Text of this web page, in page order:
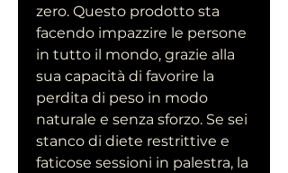
zero. Questo prodotto sta
facendo impazzire le persone
in tutto il mondo, grazie alla
sua capacità di favorire la
perdita di peso in modo
naturale e senza sforzo. Se sei
stanco di diete restrittive e
faticose sessioni in palestra, la